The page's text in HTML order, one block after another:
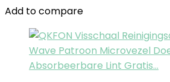
Add to compare